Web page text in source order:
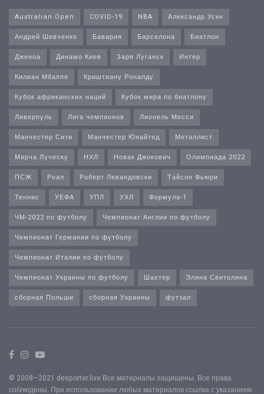
Australian Open COVID-19 NBA
Александр Усик
Андрей Шевченко
Бавария Барселона
Биатлон
Дженоа
Динамо Киев Заря Луганск
Интер
Килиан Мбаппе
Криштиану Роналду
Кубок африканских наций
Кубок мира по биатлону
Ливерпуль
Лига чемпионов
Лионель Месси
Манчестер Сити
Манчестер Юнайтед
Металлист
Мирча Луческу
НХЛ Новак Джокович
Олимпиада 2022
ПСЖ
Реал Роберт Левандовски
Тайсон Фьюри
Теннис
УЕФА УПЛ УХЛ
Формула-1
ЧМ-2022 по футболу
Чемпионат Англии по футболу
Чемпионат Германии по футболу
Чемпионат Италии по футболу
Чемпионат Украины по футболу
Шахтер
Элина Свитолина
сборная Польши
сборная Украины футзал
© 2008—2021 desporter.live Все материалы защищены. Все права
соблюдены. При использовании любых материалов ссылка с указанием